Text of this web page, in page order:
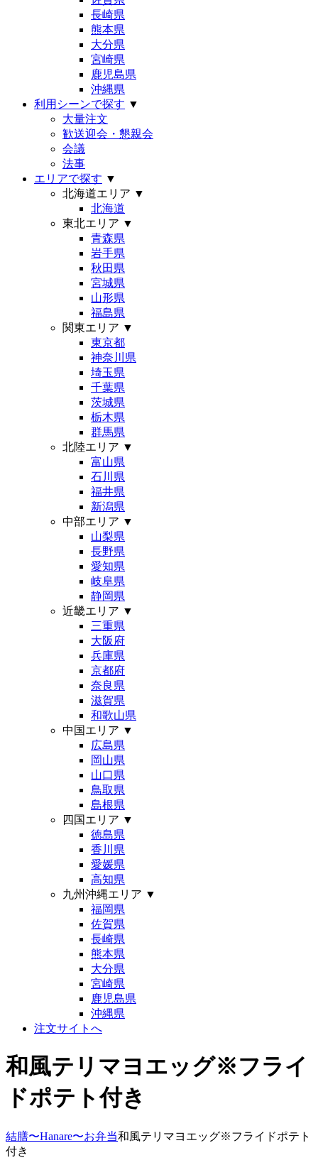
長崎県
熊本県
大分県
宮崎県
鹿児島県
沖縄県
利用シーンで探す ▼
大量注文
歓送迎会・懇親会
会議
法事
エリアで探す ▼
北海道エリア ▼
北海道
東北エリア ▼
青森県
岩手県
秋田県
宮城県
山形県
福島県
関東エリア ▼
東京都
神奈川県
埼玉県
千葉県
茨城県
栃木県
群馬県
北陸エリア ▼
富山県
石川県
福井県
新潟県
中部エリア ▼
山梨県
長野県
愛知県
岐阜県
静岡県
近畿エリア ▼
三重県
大阪府
兵庫県
京都府
奈良県
滋賀県
和歌山県
中国エリア ▼
広島県
岡山県
山口県
鳥取県
島根県
四国エリア ▼
徳島県
香川県
愛媛県
高知県
九州沖縄エリア ▼
福岡県
佐賀県
長崎県
熊本県
大分県
宮崎県
鹿児島県
沖縄県
注文サイトへ
和風テリマヨエッグ※フライ
ドポテト付き
結膳〜Hanare〜お弁当和風テリマヨエッグ※フライドポテト
付き